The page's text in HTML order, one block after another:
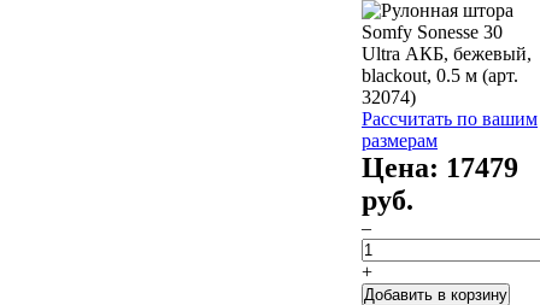
Рассчитать по вашим
размерам
Цена: 17479
руб.
–
+
Добавить в корзину